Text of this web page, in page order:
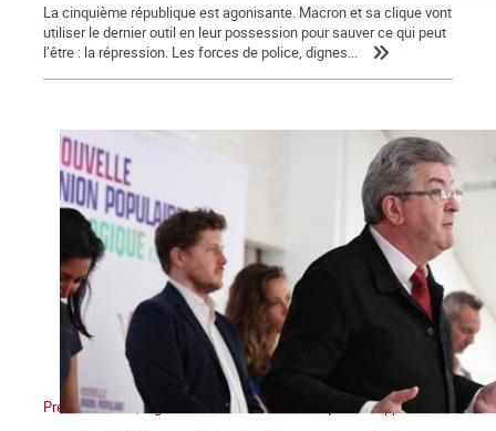
La cinquième république est agonisante. Macron et sa clique vont
utiliser le dernier outil en leur possession pour sauver ce qui peut
l’être : la répression. Les forces de police, dignes...
Présidentielles, législatives : Non au front unique des appareils !